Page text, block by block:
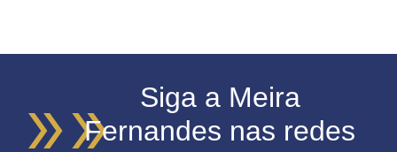
Siga a Meira
Fernandes nas redes